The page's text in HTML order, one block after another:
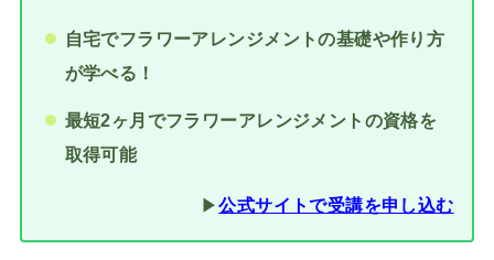
自宅でフラワーアレンジメントの基礎や作り方
が学べる！
最短2ヶ月でフラワーアレンジメントの資格を
取得可能
▶︎公式サイトで受講を申し込む